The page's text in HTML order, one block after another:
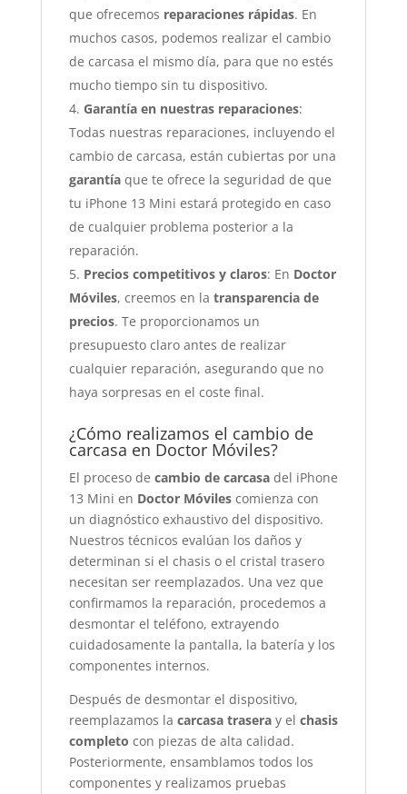
que ofrecemos reparaciones rápidas. En
muchos casos, podemos realizar el cambio
de carcasa el mismo día, para que no estés
mucho tiempo sin tu dispositivo.
Garantía en nuestras reparaciones:
Todas nuestras reparaciones, incluyendo el
cambio de carcasa, están cubiertas por una
garantíaque te ofrece la seguridad de que
tu iPhone 13 Mini estará protegido en caso
de cualquier problema posterior a la
reparación.
Precios competitivos y claros: En Doctor
Móviles, creemos en la transparencia de
precios. Te proporcionamos un
presupuesto claro antes de realizar
cualquier reparación, asegurando que no
haya sorpresas en el coste final.
¿Cómo realizamos el cambio de
carcasa en Doctor Móviles?
El proceso de cambio de carcasadel iPhone
13 Mini en Doctor Móvilescomienza con
un diagnóstico exhaustivo del dispositivo.
Nuestros técnicos evalúan los daños y
determinan si el chasis o el cristal trasero
necesitan ser reemplazados. Una vez que
confirmamos la reparación, procedemos a
desmontar el teléfono, extrayendo
cuidadosamente la pantalla, la batería y los
componentes internos.
Después de desmontar el dispositivo,
reemplazamos la carcasa traseray el chasis
completo con piezas de alta calidad.
Posteriormente, ensamblamos todos los
componentes y realizamos pruebas